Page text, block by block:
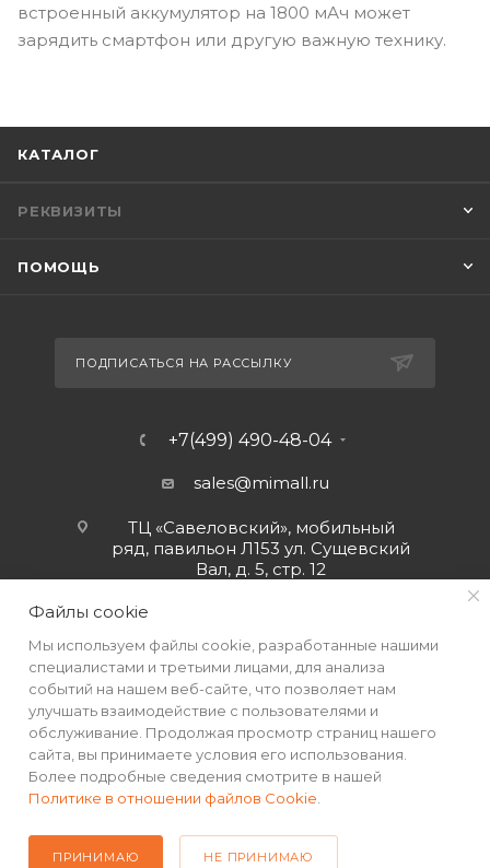
встроенный аккумулятор на 1800 мАч может
зарядить смартфон или другую важную технику.
КАТАЛОГ
РЕКВИЗИТЫ
ПОМОЩЬ
ПОДПИСАТЬСЯ НА РАССЫЛКУ
+7(499) 490-48-04
sales@mimall.ru
ТЦ «Савеловский», мобильный
ряд, павильон Л153 ул. Сущевский
Вал, д. 5, стр. 12
2026 © Интернет-магазин MiMall® • Не является публичной
офертой • 2026 г.
Файлы cookie
Мы используем файлы cookie, разработанные нашими
специалистами и третьими лицами, для анализа
событий на нашем веб-сайте, что позволяет нам
улучшать взаимодействие с пользователями и
обслуживание. Продолжая просмотр страниц нашего
сайта, вы принимаете условия его использования.
Более подробные сведения смотрите в нашей
Политике в отношении файлов Cookie
ПРИНИМАЮ НЕ ПРИНИМАЮ